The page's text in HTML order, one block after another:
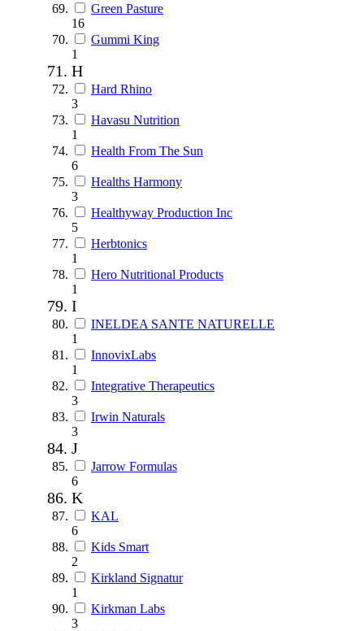
Green Pasture
16
Gummi King
1
H
Hard Rhino
3
Havasu Nutrition
1
Health From The Sun
6
Healths Harmony
3
Healthyway Production Inc
5
Herbtonics
1
Hero Nutritional Products
1
I
INELDEA SANTE NATURELLE
1
InnovixLabs
1
Integrative Therapeutics
3
Irwin Naturals
3
J
Jarrow Formulas
6
K
KAL
6
Kids Smart
2
Kirkland Signatur
1
Kirkman Labs
3